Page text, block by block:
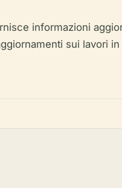
informazioni
sui lavori